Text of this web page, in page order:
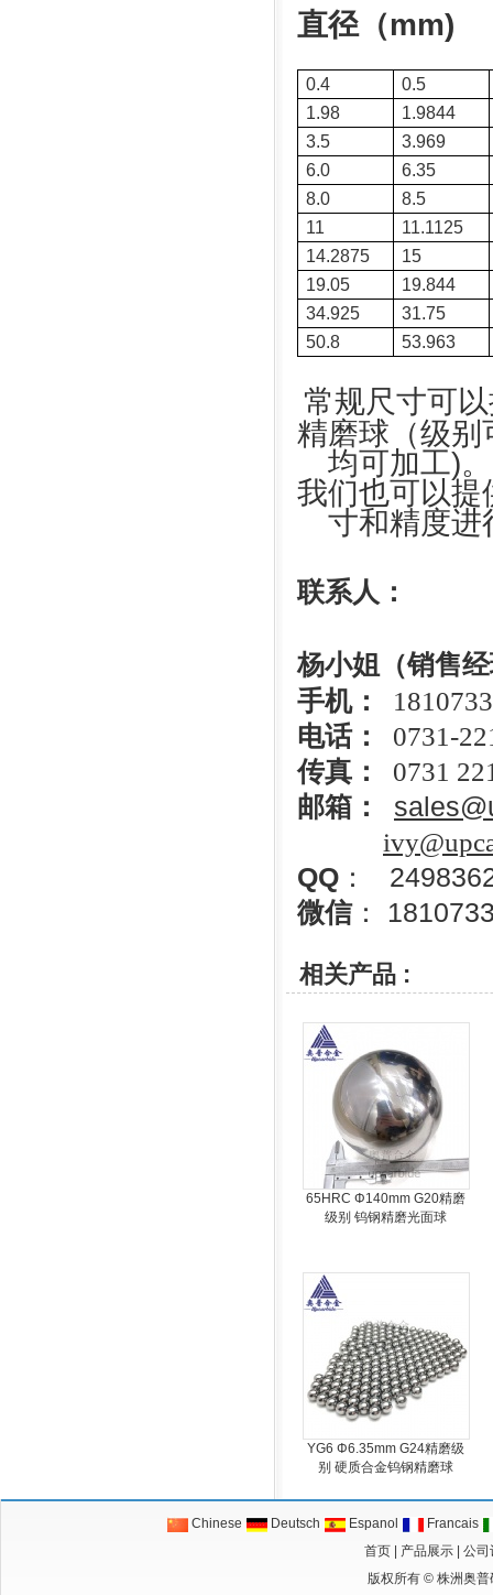
直径（mm)
0.4
0.5
1.98
1.9844
3.5
3.969
6.0
6.35
8.0
8.5
11
11.1125
14.2875
15
19.05
19.844
34.925
31.75
50.8
53.963
常规尺寸可
精磨球（级别
均可加工)。
我们也可以提
寸和精度进
联系人：
杨小姐（销售
手机：
电话： 0731-
传真：
0731
邮箱：
QQ ：
微信：
相关产品 :
65HRC Φ140mm G20精磨
级别 钨钢精磨光面球
YG6 Φ6.35mm G24精磨级
别 硬质合金钨钢精磨球
Chinese Deutsch Espanol
Francais
首页
产品展示
公司
版权所有 © 株洲奥普